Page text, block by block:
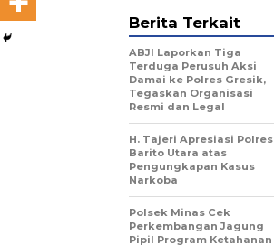
Berita Terkait
ABJI Laporkan Tiga
Terduga Perusuh Aksi
Damai ke Polres Gresik,
Tegaskan Organisasi
Resmi dan Legal
H. Tajeri Apresiasi Polres
Barito Utara atas
Pengungkapan Kasus
Narkoba
Polsek Minas Cek
Perkembangan Jagung
Pipil Program Ketahanan